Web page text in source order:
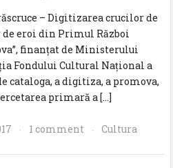
– Digitizarea crucilor de
eroi din Primul Război
finanţat de Ministerului
Fondului Cultural Naţional a
cataloga, a digitiza, a promova,
primară a […]
· 1 comment · Cultura